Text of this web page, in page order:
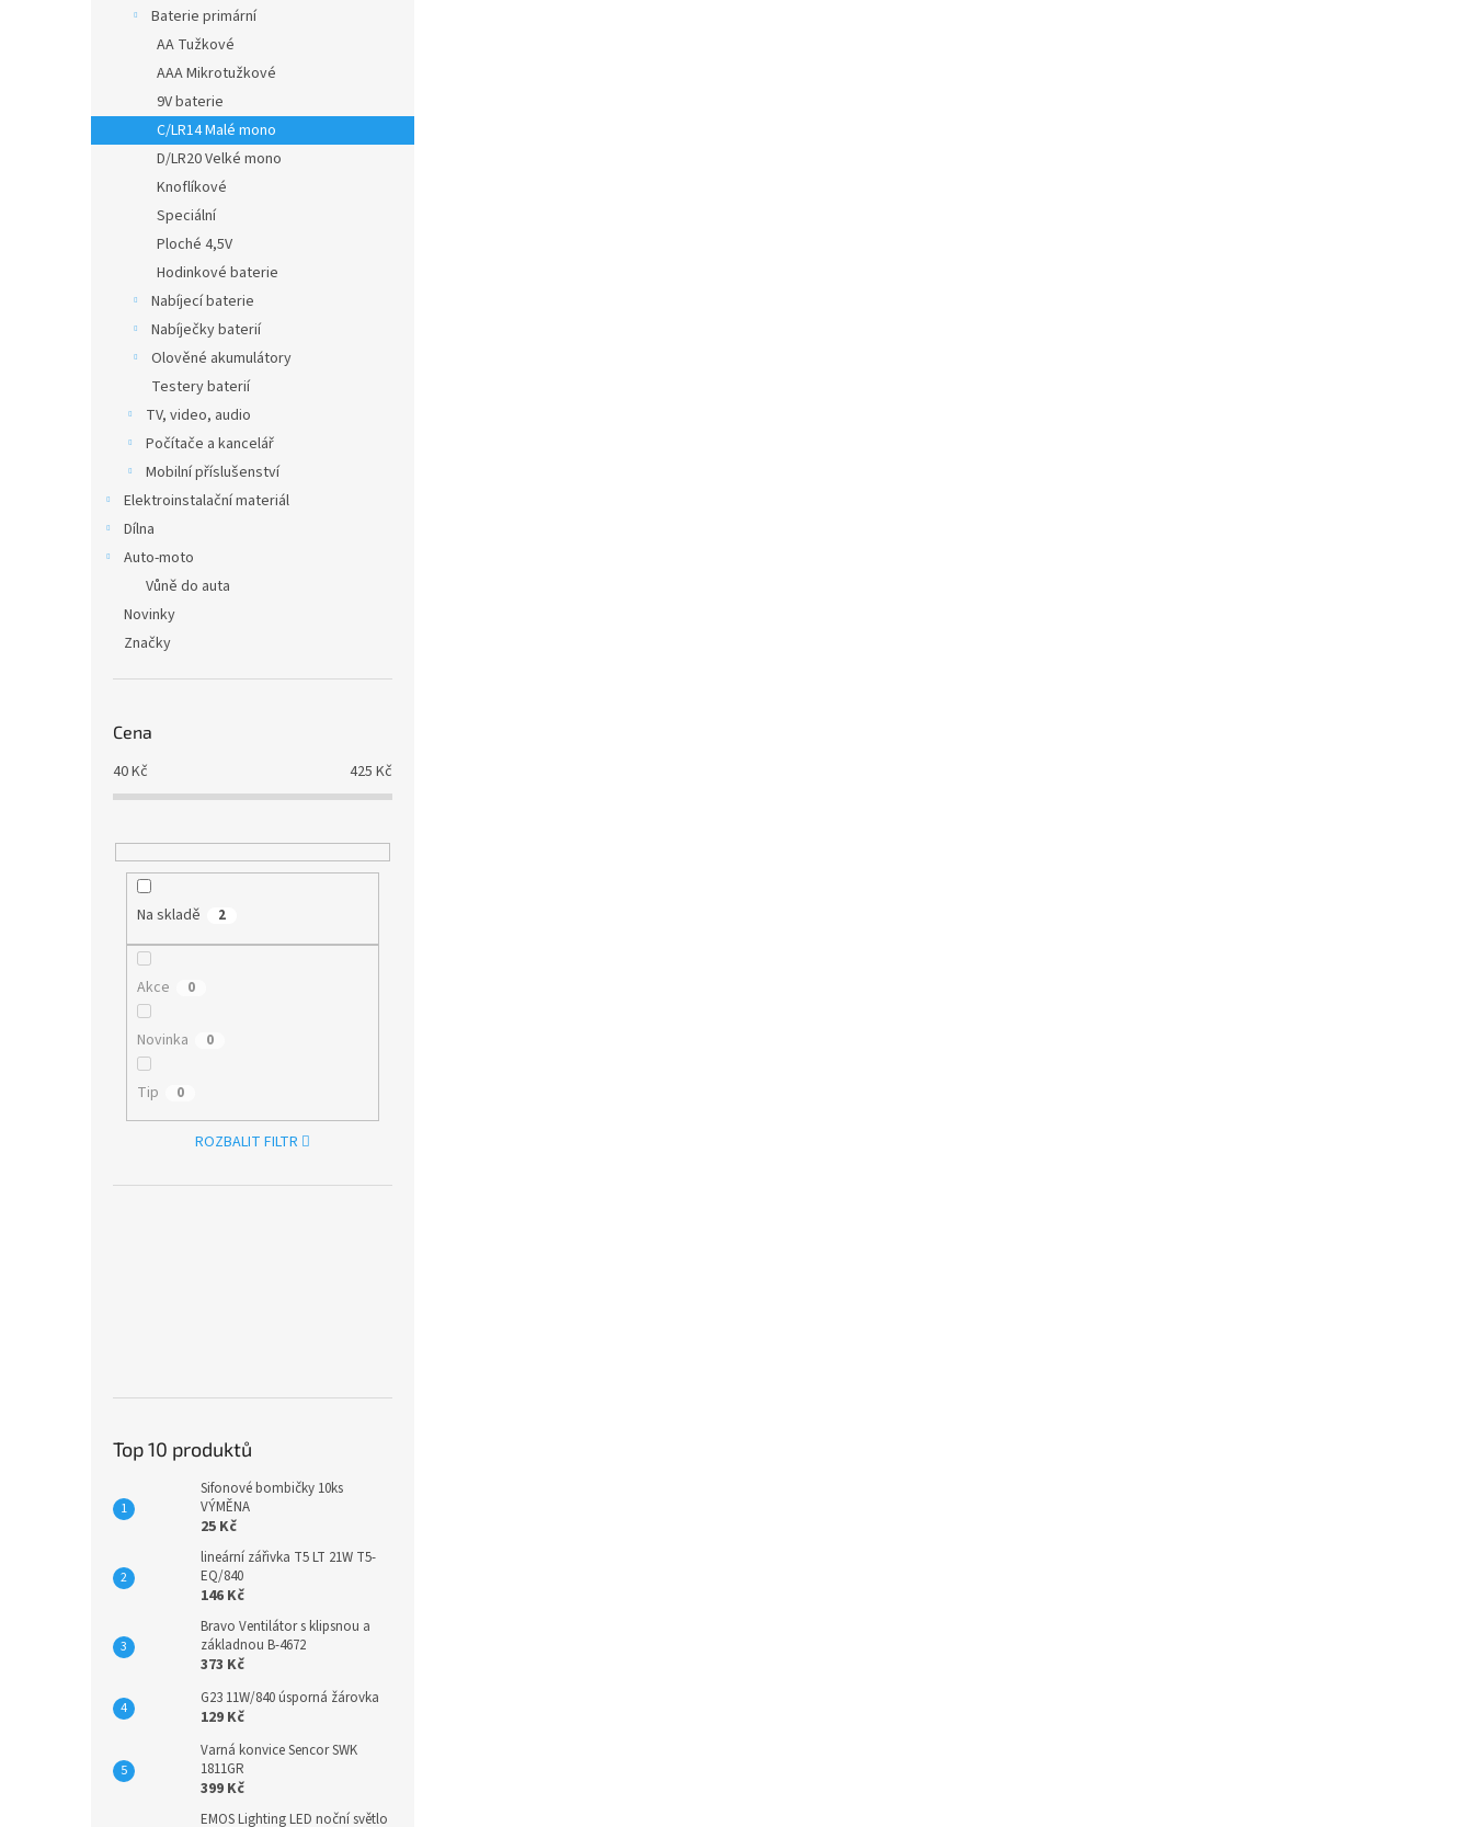
Baterie primární
AA Tužkové
AAA Mikrotužkové
9V baterie
C/LR14 Malé mono
D/LR20 Velké mono
Knoflíkové
Speciální
Ploché 4,5V
Hodinkové baterie
Nabíjecí baterie
Nabíječky baterií
Olověné akumulátory
Testery baterií
TV, video, audio
Počítače a kancelář
Mobilní příslušenství
Elektroinstalační materiál
Dílna
Auto-moto
Vůně do auta
Novinky
Značky
Cena
40Kč 425 Kč
Na skladě 2
Akce 0
Novinka 0
Tip 0
ROZBALIT FILTR
Top 10 produktů
Sifonové bombičky 10ks
VÝMĚNA
25 Kč
lineární zářivka T5 LT 21W T5-
EQ/840
146 Kč
Bravo Ventilátor s klipsnou a
základnou B-4672
373 Kč
G23 11W/840 úsporná žárovka
129 Kč
Varná konvice Sencor SWK
1811GR
399 Kč
EMOS Lighting LED noční světlo